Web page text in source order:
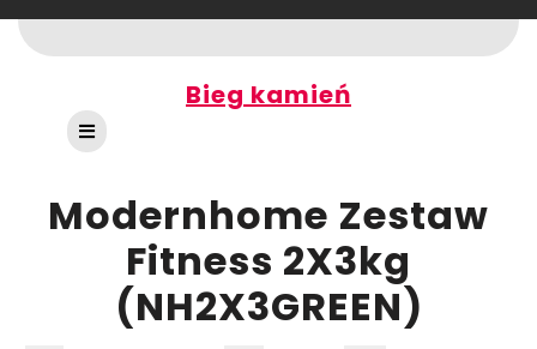
to
content
Bieg kamień
Open
Button
Modernhome Zestaw
Fitness 2X3kg
(NH2X3GREEN)